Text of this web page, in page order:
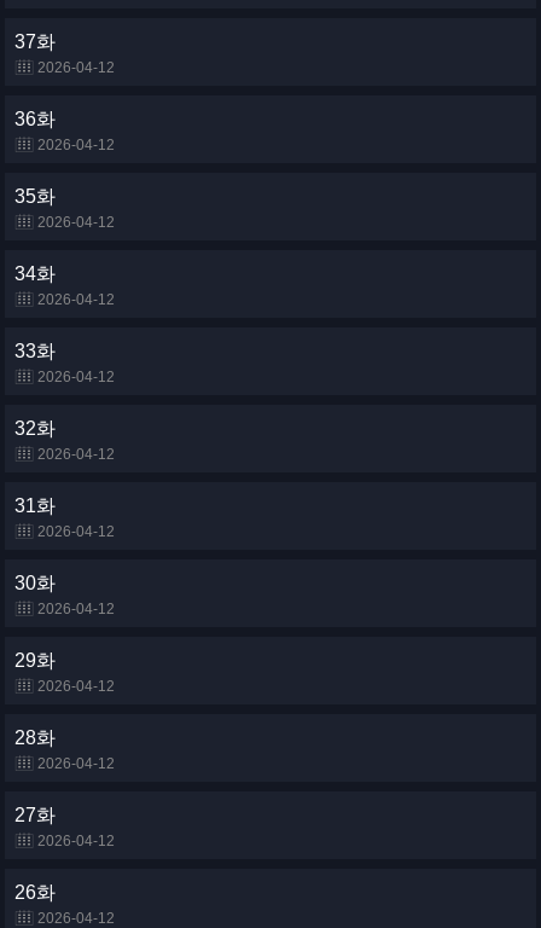
37화
2026-04-12
36화
2026-04-12
35화
2026-04-12
34화
2026-04-12
33화
2026-04-12
32화
2026-04-12
31화
2026-04-12
30화
2026-04-12
29화
2026-04-12
28화
2026-04-12
27화
2026-04-12
26화
2026-04-12